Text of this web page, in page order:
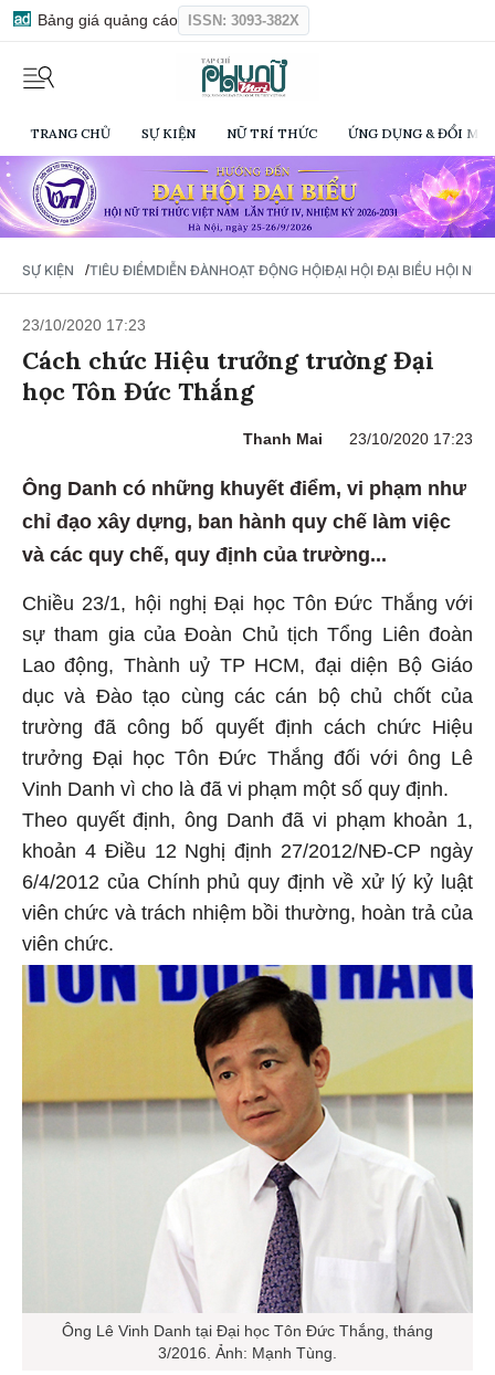
Bảng giá quảng cáo ISSN: 3093-382X
TRANG CHỦ SỰ KIỆN NỮ TRÍ THỨC ỨNG DỤNG & ĐỔI
SỰ KIỆN /TIÊU ĐIỂMDIỄN ĐÀNHOẠT ĐỘNG HỘIĐẠI HỘI ĐẠI BIỂU HỘI NỮ
23/10/2020 17:23
Cách chức Hiệu trưởng trường Đại
học Tôn Đức Thắng
Thanh Mai 23/10/2020 17:23
Ông Danh có những khuyết điểm, vi phạm như
chỉ đạo xây dựng, ban hành quy chế làm việc
và các quy chế, quy định của trường...
Chiều 23/1, hội nghị Đại học Tôn Đức Thắng với
sự tham gia của Đoàn Chủ tịch Tổng Liên đoàn
Lao động, Thành uỷ TP HCM, đại diện Bộ Giáo
dục và Đào tạo cùng các cán bộ chủ chốt của
trường đã công bố quyết định cách chức Hiệu
trưởng Đại học Tôn Đức Thắng đối với ông Lê
Vinh Danh vì cho là đã vi phạm một số quy định.
Theo quyết định, ông Danh đã vi phạm khoản 1,
khoản 4 Điều 12 Nghị định 27/2012/NĐ-CP ngày
6/4/2012 của Chính phủ quy định về xử lý kỷ luật
viên chức và trách nhiệm bồi thường, hoàn trả của
viên chức.
Ông Lê Vinh Danh tại Đại học Tôn Đức Thắng, tháng
3/2016. Ảnh: Mạnh Tùng.